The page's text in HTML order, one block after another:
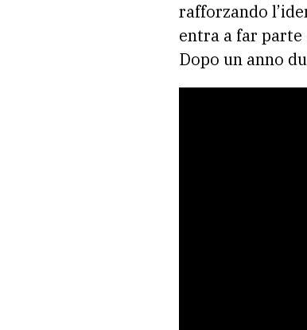
rafforzando
entra a far parte
Dopo un anno